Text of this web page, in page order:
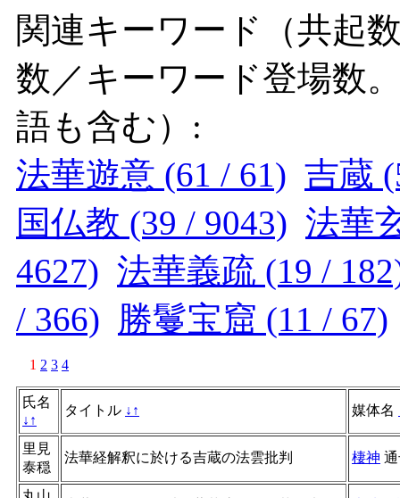
関連キーワード（共起
数／キーワード登場数
語も含む）:
法華遊意 (61 / 61) 吉蔵
国仏教 (39 / 9043) 法華
4627) 法華義疏 (19 /
/ 366) 勝鬘宝窟 (11 / 67)
1 2 3 4
氏名
↓ ↑
タイトル ↓ ↑ 媒体名
里見
泰穏
法華経解釈に於ける吉蔵の法雲批判 棲神